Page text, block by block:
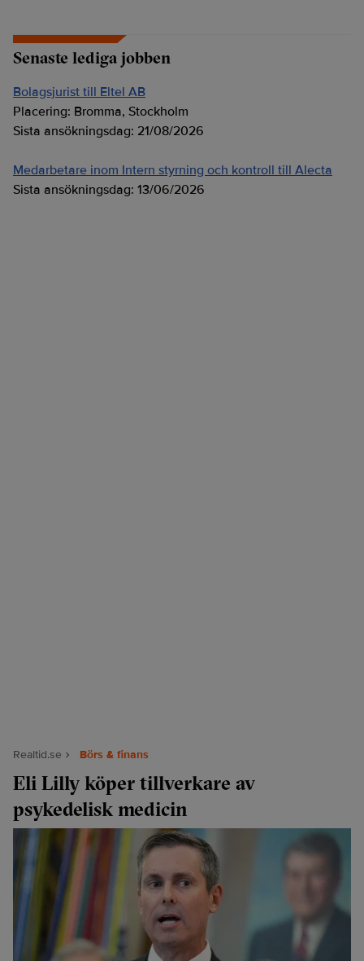
Senaste lediga jobben
Bolagsjurist till Eltel AB
Placering: Bromma, Stockholm
Sista ansökningsdag: 21/08/2026
Medarbetare inom Intern styrning och kontroll till Alecta
Sista ansökningsdag: 13/06/2026
Realtid.se Börs & finans
Eli Lilly köper tillverkare av
psykedelisk medicin